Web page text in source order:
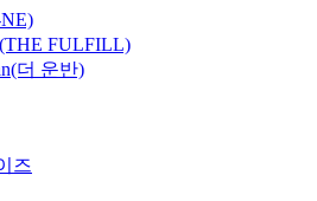
FULFILL)
더 운반)
즈